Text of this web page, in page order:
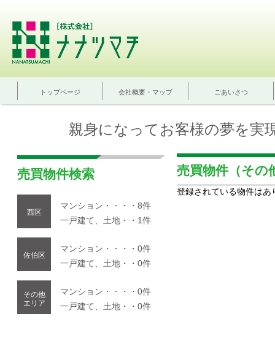
トップページ 会社概要・マップ ごあいさつ
親身になってお客様の夢を実
売買物件検索
西区
マンション・・・・8件
一戸建て、土地・・1件
佐伯区
マンション・・・・0件
一戸建て、土地・・0件
その他
エリア
マンション・・・・0件
一戸建て、土地・・0件
売買物件（そ
登録されている物件はあ